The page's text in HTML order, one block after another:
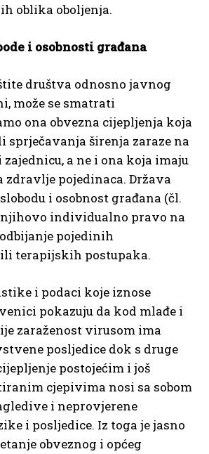
oblika oboljenja.
i osobnosti građana
društva odnosno javnog
može se smatrati
ona obvezna cijepljenja koja
sprječavanja širenja zaraze na
zajednicu, a ne i ona koja imaju
zdravlje pojedinaca. Država
i osobnost građana (čl.
njihovo individualno pravo na
pojedinih
terapijskih postupaka.
i podaci koje iznose
pokazuju da kod mlađe i
zaraženost virusom ima
posljedice dok s druge
postojećim i još
cjepivima nosi sa sobom
i neprovjerene
i posljedice. Iz toga je jasno
obveznog i općeg